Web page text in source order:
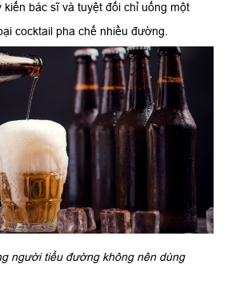
kiến bác sĩ và tuyệt đối chỉ uống một
cocktail pha chế nhiều đường.
người tiểu đường không nên dùng